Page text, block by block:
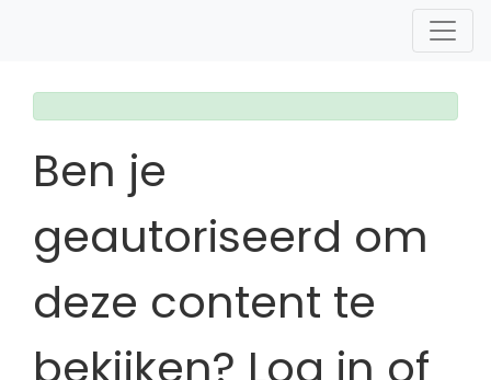
Ben je
geautoriseerd om
deze content te